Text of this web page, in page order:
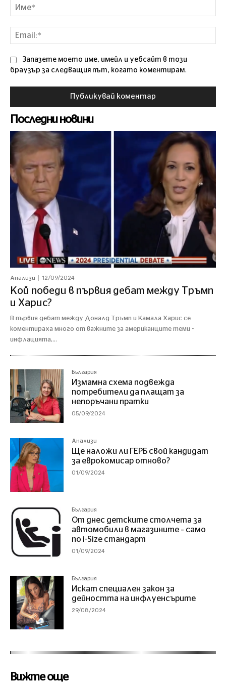
Запазете моето име, имейл и уебсайт в този
браузър за следващия път, когато коментирам.
Последни новини
Анализи 12/09/2024
Кой победи в първия дебат между Тръмп
и Харис?
В първия дебат между Доналд Тръмп и Камала Харис се
коментираха много от важните за американците теми -
инфлацията,...
България
Измамна схема подвежда
потребители да плащат за
непоръчани пратки
05/09/2024
Анализи
Ще наложи ли ГЕРБ свой кандидат
за еврокомисар отново?
01/09/2024
България
От днес детските столчета за
автомобили в магазините – само
по i-Size стандарт
01/09/2024
България
Искат специален закон за
дейността на инфлуенсърите
29/08/2024
Вижте още